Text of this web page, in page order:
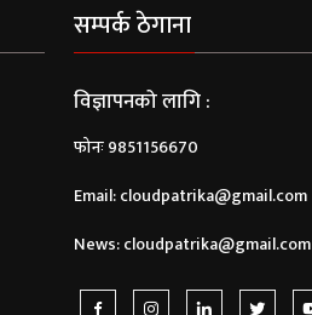
सम्पर्क ठेगाना
विज्ञापनको लागि :
फोनः 9851156670
Email:cloudpatrika@gmail.com
News:cloudpatrika@gmail.com